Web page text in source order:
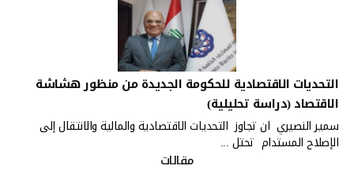
التحديات الاقتصادية للحكومة الجديدة من منظور هشاشة
الاقتصاد (دراسة تحليلية)
سمير النصيري ان تجاوز التحديات الاقتصادية والمالية والانتقال إلى
الإصلاح المستدام تحتل ...
مقالات